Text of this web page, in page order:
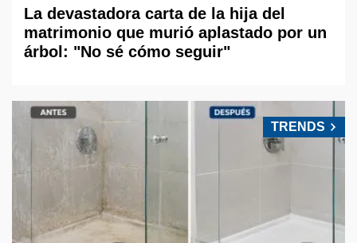
La devastadora carta de la hija del
matrimonio que murió aplastado por un
árbol: "No sé cómo seguir"
TRENDS